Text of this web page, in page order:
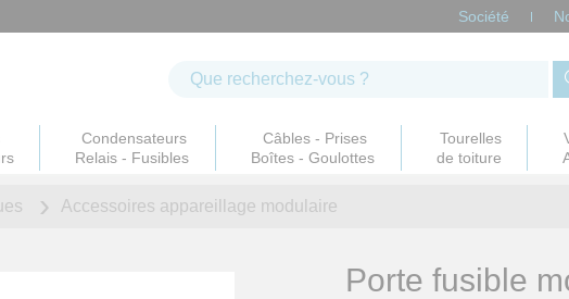
Société
Condensateurs
Relais - Fusibles
Câbles - Prises
Boîtes - Goulottes
Tourelles
de toiture
Accessoires appareillage modulaire
Porte fusible